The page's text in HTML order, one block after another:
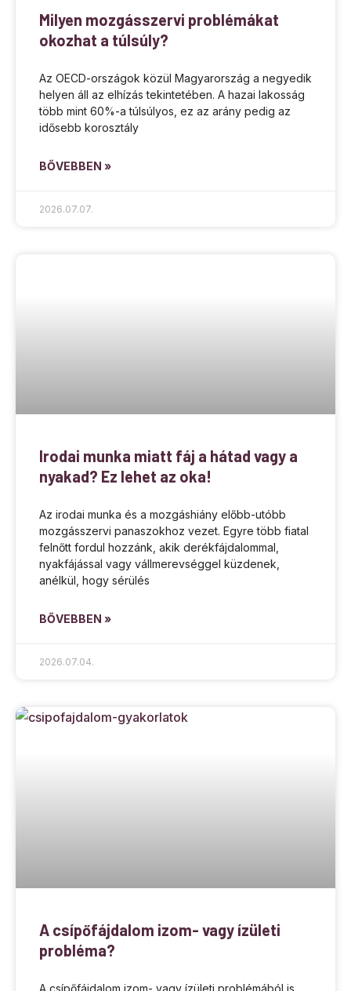
Milyen mozgásszervi problémákat
okozhat a túlsúly?
Az OECD-országok közül Magyarország a negyedik
helyen áll az elhízás tekintetében. A hazai lakosság
több mint 60%-a túlsúlyos, ez az arány pedig az
idősebb korosztály
BŐVEBBEN »
2026.07.07.
Irodai munka miatt fáj a hátad vagy a
nyakad? Ez lehet az oka!
Az irodai munka és a mozgáshiány előbb-utóbb
mozgásszervi panaszokhoz vezet. Egyre több fiatal
felnőtt fordul hozzánk, akik derékfájdalommal,
nyakfájással vagy vállmerevséggel küzdenek,
anélkül, hogy sérülés
BŐVEBBEN »
2026.07.04.
A csípőfájdalom izom- vagy ízületi
probléma?